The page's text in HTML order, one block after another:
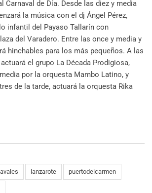
Carnaval de Día. Desde las diez y media
la música con el dj Ángel Pérez,
infantil del Payaso Tallarín con
del Varadero. Entre las once y media y
hinchables para los más pequeños. A las
el grupo La Década Prodigiosa,
por la orquesta Mambo Latino, y
de la tarde, actuará la orquesta Rika
lanzarote puertodelcarmen